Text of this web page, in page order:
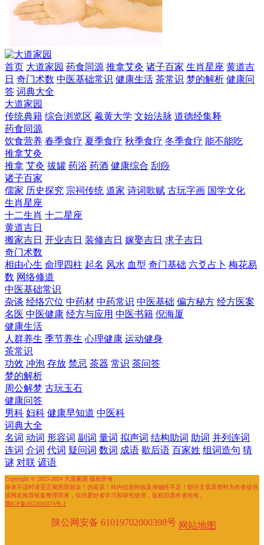
首页 大道家园 药食同源 推拿艾灸 诸子百家 生肖星座 黄道吉
日 奇门术数 中医基础常识 健康生活 茶常识 梦的解析 健康问
答 词典大全
大道家园
传统典籍 综合浏览区 羲黄大学 文始法脉 道德经集释
药食同源
饮食营养 春季食疗 夏季食疗 秋季食疗 冬季食疗 能不能吃
推拿艾灸
推拿 艾灸 拔罐 药浴 药酒 健康综合 刮痧
诸子百家
儒家 历史探究 宗祠传统 道家 诗词歌赋 古玩字画 国学文化
生肖星座
十二生肖 十二星座
黄道吉日
搬家吉日 开业吉日 装修吉日 嫁娶吉日 求子吉日
奇门术数
相由心生 命理四柱 起名 风水 血型 奇门基础 六爻占卜 梅花易
数 网络修道
中医基础常识
杂谈 经络穴位 中药材 中药常识 中医基础 偏方秘方 经方医案
名医 中医健康 经方与应用 中医书籍 倪海厦
健康生活
人群养生 季节养生 心理健康 运动健身
茶常识
功效 冲泡 存放 禁忌 茶器 常识 茶问答
梦的解析
周公解梦 古玩玉石
健康问答
男科 妇科 健康早知道 中医科
词典大全
名词 动词 形容词 副词 量词 拟声词 结构助词 助词 并列连词
连词 介词 代词 疑问词 数词 成语 歇后语 百家姓 组词造句 猜
谜 对联 谚语
Copyright © 2023-2024 大道家园 版权所有
身体不适时请至正规医院就诊！勿延误！站内信息时效及准确性不足！部分文章及资料为作者提供
或网友推荐收集整理而来，仅供爱好者学习和研究使用，版权归原作者所有。
陕ICP备2022010374号-1
陕公网安备 61019702000398号 网站地图